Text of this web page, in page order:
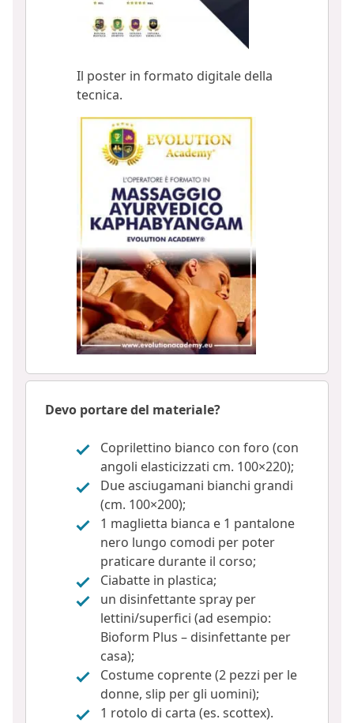
Il poster in formato digitale della
tecnica.
Devo portare del materiale?
Coprilettino bianco con foro (con
angoli elasticizzati cm. 100×220);
Due asciugamani bianchi grandi
(cm. 100×200);
1 maglietta bianca e 1 pantalone
nero lungo comodi per poter
praticare durante il corso;
Ciabatte in plastica;
un disinfettante spray per
lettini/superfici (ad esempio:
Bioform Plus – disinfettante per
casa);
Costume coprente (2 pezzi per le
donne, slip per gli uomini);
1 rotolo di carta (es. scottex).